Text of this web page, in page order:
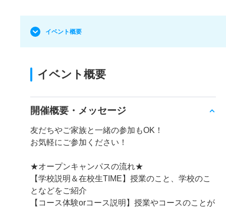
イベント概要
イベント概要
開催概要・メッセージ
友だちやご家族と一緒の参加もOK！
お気軽にご参加ください！
★オープンキャンパスの流れ★
【学校説明＆在校生TIME】授業のこと、学校のこ
となどをご紹介
【コース体験orコース説明】授業やコースのことが